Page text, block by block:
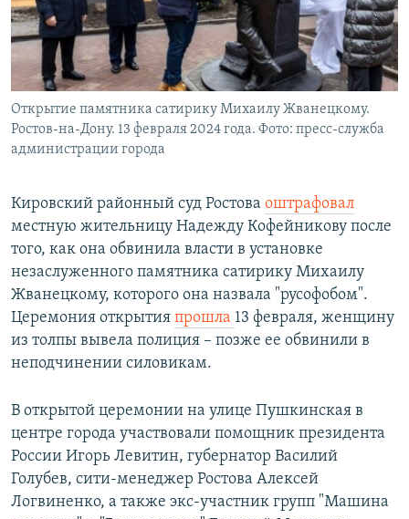
СОЦИАЛЬНЫЕ СЕТИ
Все сайты РСЕ/РС
Открытие памятника сатирику Михаилу Жванецкому.
Ростов-на-Дону. 13 февраля 2024 года. Фото: пресс-служба
администрации города
Кировский районный суд Ростова оштрафовал
местную жительницу Надежду Кофейникову после
того, как она обвинила власти в установке
незаслуженного памятника сатирику Михаилу
Жванецкому, которого она назвала "русофобом".
Церемония открытия прошла 13 февраля, женщину
из толпы вывела полиция – позже ее обвинили в
неподчинении силовикам.
В открытой церемонии на улице Пушкинская в
центре города участвовали помощник президента
России Игорь Левитин, губернатор Василий
Голубев, сити-менеджер Ростова Алексей
Логвиненко, а также экс-участник групп "Машина